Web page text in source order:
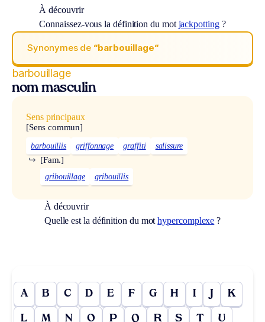
À découvrir
Connaissez-vous la définition du mot jackpotting?
Synonymes de “barbouillage“
barbouillage
nom masculin
Sens principaux
[Sens commun]
barbouillis griffonnage graffiti salissure
[Fam.]
↪
gribouillage gribouillis
À découvrir
Quelle est la définition du mothypercomplexe ?
A B C D E F G H I J K
L M N O P Q R S T U